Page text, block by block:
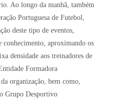
Ao longo da manhã, também
Portuguesa de Futebol,
deste tipo de eventos,
aproximando os
densidade aos treinadores de
Formadora
organização, bem como,
Grupo Desportivo